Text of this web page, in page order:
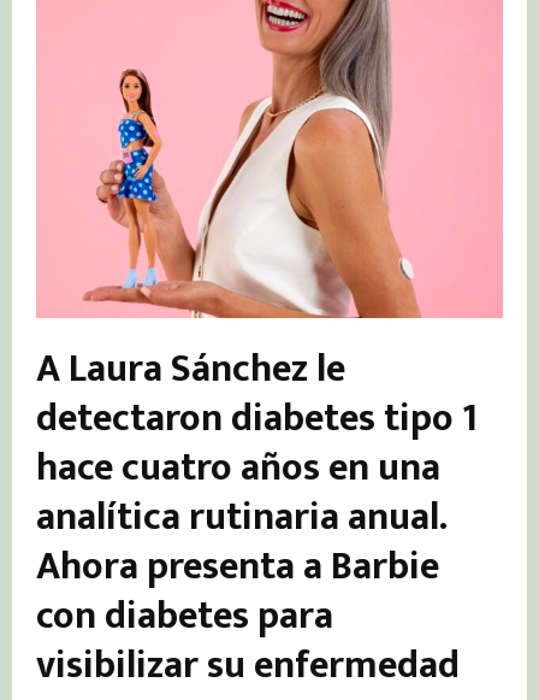
A Laura Sánchez le
detectaron diabetes tipo 1
hace cuatro años en una
analítica rutinaria anual.
Ahora presenta a Barbie
con diabetes para
visibilizar su enfermedad